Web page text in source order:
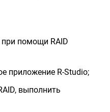
помощи RAID
приложение R-Studio;
выполнить